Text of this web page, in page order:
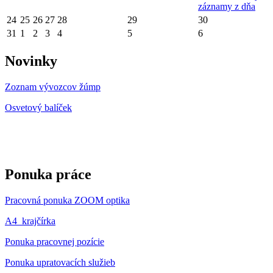
záznamy z dňa
24 25 26 27 28 29
30
31 1 2 3 4 5 6
Novinky
Zoznam vývozcov žúmp
Osvetový balíček
Ponuka práce
Pracovná ponuka ZOOM optika
A4_krajčírka
Ponuka pracovnej pozície
Ponuka upratovacích služieb